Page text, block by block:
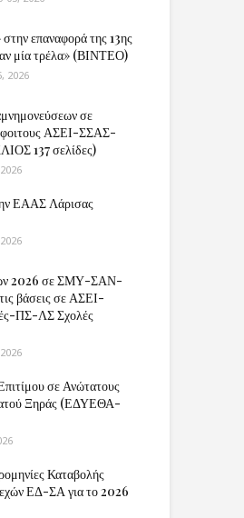
επαναφορά της 13ης
μία τρέλα» (ΒΙΝΤΕΟ)
2026
σε
ΑΣΕΙ-ΣΣΑΣ-
137 σελίδες)
ΕΑΑΣ Λάρισας
2026 σε ΣΜΥ-ΣΑΝ-
βάσεις σε ΑΣΕΙ-
ΠΣ-ΛΣ Σχολές
σε Ανώτατους
Ξηράς (ΕΔΥΕΘΑ-
Καταβολής
ΕΔ-ΣΑ για το 2026